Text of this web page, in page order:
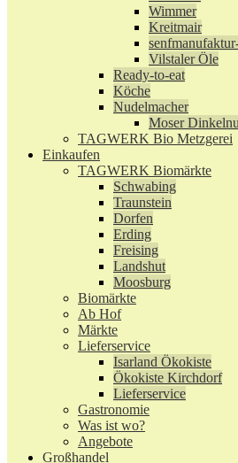
Wimmer
Kreitmair
Vilstaler Öle
Ready-to-eat
Köche
Nudelmacher
Moser
TAGWERK Bio Metzgerei
Einkaufen
TAGWERK Biomärkte
Schwabing
Traunstein
Dorfen
Erding
Freising
Landshut
Moosburg
Biomärkte
Ab Hof
Märkte
Lieferservice
Isarland Ökokiste
Ökokiste Kirchdorf
Lieferservice
Gastronomie
Was ist wo?
Angebote
Großhandel